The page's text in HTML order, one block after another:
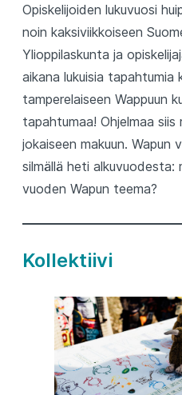
Opiskelijoiden lukuvuosi
noin kaksiviikkoiseen
Ylioppilaskunta ja
aikana lukuisia tapahtumia
tamperelaiseen Wappuun
tapahtumaa! Ohjelmaa
jokaiseen makuun.
silmällä heti alkuvuodesta:
vuoden Wapun teema?
Kollektiivi